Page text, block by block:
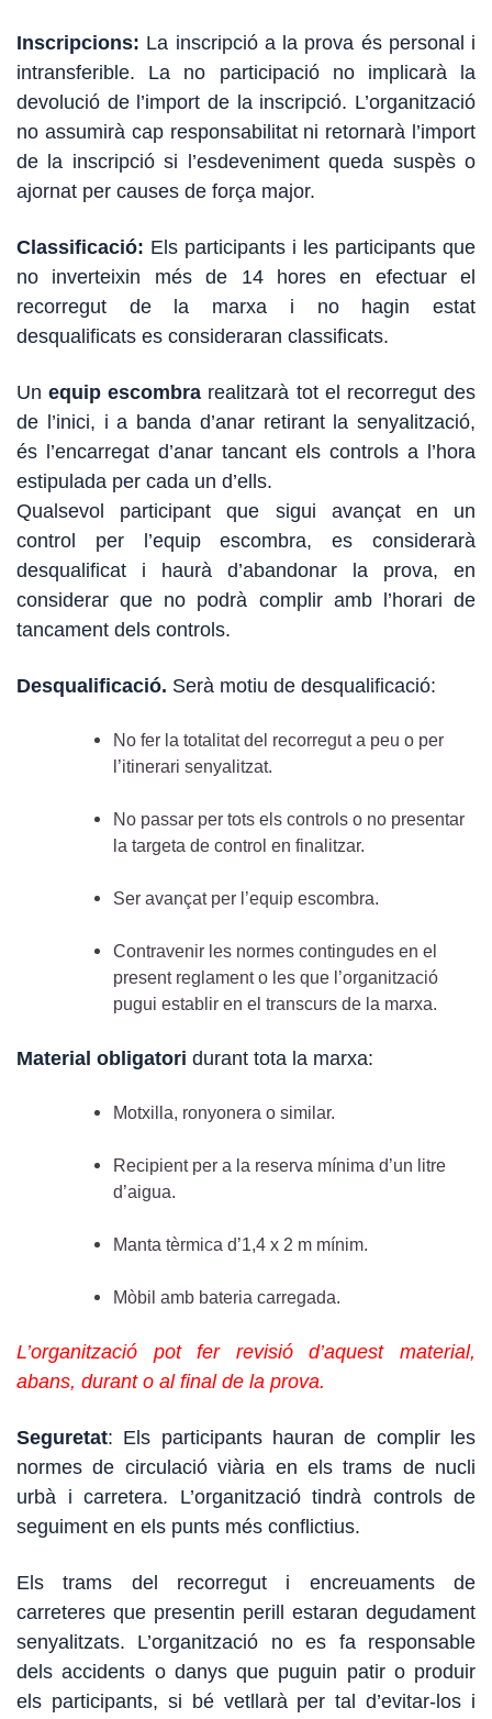
Inscripcions: La inscripció a la prova és personal i
intransferible. La no participació no implicarà la
devolució de l’import de la inscripció. L’organització
no assumirà cap responsabilitat ni retornarà l’import
de la inscripció si l’esdeveniment queda suspès o
ajornat per causes de força major.
Classificació: Els participants i les participants que
no inverteixin més de 14 hores en efectuar el
recorregut de la marxa i no hagin estat
desqualificats es consideraran classificats.
Unequip escombra realitzarà tot el recorregut des
de l’inici, i a banda d’anar retirant la senyalització,
és l’encarregat d’anar tancant els controls a l’hora
estipulada per cada un d’ells.
Qualsevol participant que sigui avançat en un
control per l’equip escombra, es considerarà
desqualificat i haurà d’abandonar la prova, en
considerar que no podrà complir amb l’horari de
tancament dels controls.
Desqualificació. Serà motiu de desqualificació:
No fer la totalitat del recorregut a peu o per
l’itinerari senyalitzat.
No passar per tots els controls o no presentar
la targeta de control en finalitzar.
Ser avançat per l’equip escombra.
Contravenir les normes contingudes en el
present reglament o les que l’organització
pugui establir en el transcurs de la marxa.
Material obligatori durant tota la marxa:
Motxilla, ronyonera o similar.
Recipient per a la reserva mínima d’un litre
d’aigua.
Manta tèrmica d’1,4 x 2 m mínim.
Mòbil amb bateria carregada.
L’organització pot fer revisió d’aquest material,
abans, durant o al final de la prova.
Seguretat: Els participants hauran de complir les
normes de circulació viària en els trams de nucli
urbà i carretera. L’organització tindrà controls de
seguiment en els punts més conflictius.
Els trams del recorregut i encreuaments de
carreteres que presentin perill estaran degudament
senyalitzats. L’organització no es fa responsable
dels accidents o danys que puguin patir o produir
els participants, si bé vetllarà per tal d’evitar-los i